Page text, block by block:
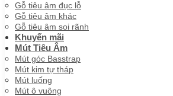
Gỗ tiêu âm đục lỗ
Gỗ tiêu âm khác
Gỗ tiêu âm soi rãnh
Khuyến mãi
Mút Tiêu Âm
Mút góc Basstrap
Mút kim tự tháp
Mút luống
Mút ô vuông